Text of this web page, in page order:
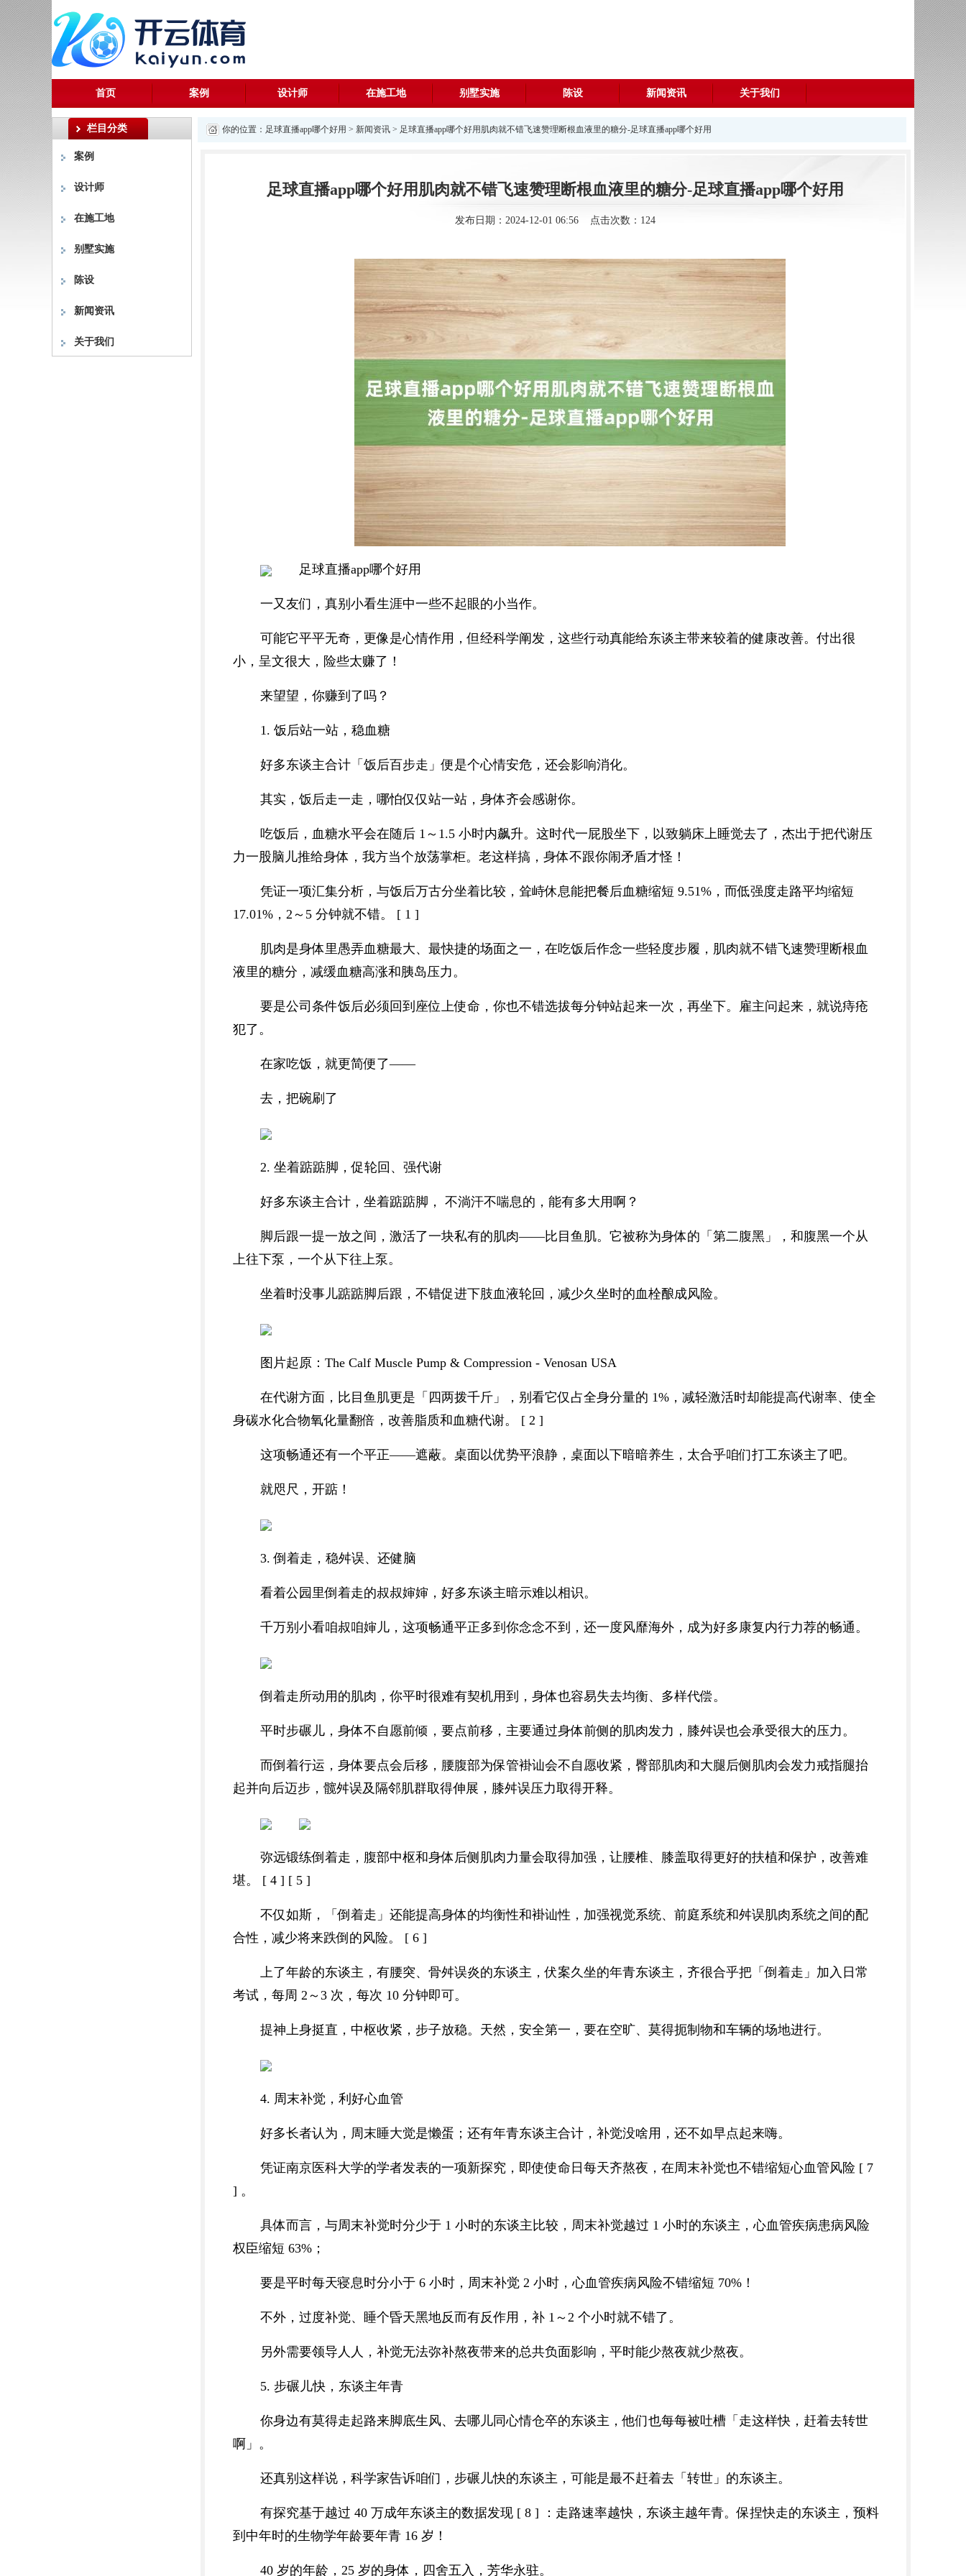
首页 案例 设计师 在施工地 别墅实施 陈设 新闻资讯 关于我们
栏目分类
案例
设计师
在施工地
别墅实施
陈设
新闻资讯
关于我们
你的位置： 足球直播app哪个好用 > 新闻资讯 > 足球直播app哪个好用肌肉就不错飞速赞理断根血液里的糖分-足球直播app哪个好用
足球直播app哪个好用肌肉就不错飞速赞理断根血液里的糖分-足球直播app哪个好用
发布日期：2024-12-01 06:56 点击次数：124
足球直播app哪个好用
一又友们，真别小看生涯中一些不起眼的小当作。
可能它平平无奇，更像是心情作用，但经科学阐发，这些行动真能给东谈主带来较着的健康改善。付出很
小，呈文很大，险些太赚了！
来望望，你赚到了吗？
1. 饭后站一站，稳血糖
好多东谈主合计「饭后百步走」便是个心情安危，还会影响消化。
其实，饭后走一走，哪怕仅仅站一站，身体齐会感谢你。
吃饭后，血糖水平会在随后 1～1.5 小时内飙升。这时代一屁股坐下，以致躺床上睡觉去了，杰出于把代谢压
力一股脑儿推给身体，我方当个放荡掌柜。老这样搞，身体不跟你闹矛盾才怪！
凭证一项汇集分析，与饭后万古分坐着比较，耸峙休息能把餐后血糖缩短 9.51%，而低强度走路平均缩短
17.01%，2～5 分钟就不错。 [ 1 ]
肌肉是身体里愚弄血糖最大、最快捷的场面之一，在吃饭后作念一些轻度步履，肌肉就不错飞速赞理断根血
液里的糖分，减缓血糖高涨和胰岛压力。
要是公司条件饭后必须回到座位上使命，你也不错选拔每分钟站起来一次，再坐下。雇主问起来，就说痔疮
犯了。
在家吃饭，就更简便了——
去，把碗刷了
2. 坐着踮踮脚，促轮回、强代谢
好多东谈主合计，坐着踮踮脚， 不淌汗不喘息的，能有多大用啊？
脚后跟一提一放之间，激活了一块私有的肌肉——比目鱼肌。它被称为身体的「第二腹黑」，和腹黑一个从
上往下泵，一个从下往上泵。
坐着时没事儿踮踮脚后跟，不错促进下肢血液轮回，减少久坐时的血栓酿成风险。
图片起原：The Calf Muscle Pump & Compression - Venosan USA
在代谢方面，比目鱼肌更是「四两拨千斤」，别看它仅占全身分量的 1%，减轻激活时却能提高代谢率、使全
身碳水化合物氧化量翻倍，改善脂质和血糖代谢。 [ 2 ]
这项畅通还有一个平正——遮蔽。桌面以优势平浪静，桌面以下暗暗养生，太合乎咱们打工东谈主了吧。
就咫尺，开踮！
3. 倒着走，稳舛误、还健脑
看着公园里倒着走的叔叔婶婶，好多东谈主暗示难以相识。
千万别小看咱叔咱婶儿，这项畅通平正多到你念念不到，还一度风靡海外，成为好多康复内行力荐的畅通。
倒着走所动用的肌肉，你平时很难有契机用到，身体也容易失去均衡、多样代偿。
平时步碾儿，身体不自愿前倾，要点前移，主要通过身体前侧的肌肉发力，膝舛误也会承受很大的压力。
而倒着行运，身体要点会后移，腰腹部为保管褂讪会不自愿收紧，臀部肌肉和大腿后侧肌肉会发力戒指腿抬
起并向后迈步，髋舛误及隔邻肌群取得伸展，膝舛误压力取得开释。
弥远锻练倒着走，腹部中枢和身体后侧肌肉力量会取得加强，让腰椎、膝盖取得更好的扶植和保护，改善难
堪。 [ 4 ] [ 5 ]
不仅如斯，「倒着走」还能提高身体的均衡性和褂讪性，加强视觉系统、前庭系统和舛误肌肉系统之间的配
合性，减少将来跌倒的风险。 [ 6 ]
上了年龄的东谈主，有腰突、骨舛误炎的东谈主，伏案久坐的年青东谈主，齐很合乎把「倒着走」加入日常
考试，每周 2～3 次，每次 10 分钟即可。
提神上身挺直，中枢收紧，步子放稳。天然，安全第一，要在空旷、莫得扼制物和车辆的场地进行。
4. 周末补觉，利好心血管
好多长者认为，周末睡大觉是懒蛋；还有年青东谈主合计，补觉没啥用，还不如早点起来嗨。
凭证南京医科大学的学者发表的一项新探究，即使使命日每天齐熬夜，在周末补觉也不错缩短心血管风险 [ 7
] 。
具体而言，与周末补觉时分少于 1 小时的东谈主比较，周末补觉越过 1 小时的东谈主，心血管疾病患病风险
权臣缩短 63%；
要是平时每天寝息时分小于 6 小时，周末补觉 2 小时，心血管疾病风险不错缩短 70%！
不外，过度补觉、睡个昏天黑地反而有反作用，补 1～2 个小时就不错了。
另外需要领导人人，补觉无法弥补熬夜带来的总共负面影响，平时能少熬夜就少熬夜。
5. 步碾儿快，东谈主年青
你身边有莫得走起路来脚底生风、去哪儿同心情仓卒的东谈主，他们也每每被吐槽「走这样快，赶着去转世
啊」。
还真别这样说，科学家告诉咱们，步碾儿快的东谈主，可能是最不赶着去「转世」的东谈主。
有探究基于越过 40 万成年东谈主的数据发现 [ 8 ] ：走路速率越快，东谈主越年青。保捏快走的东谈主，预料
到中年时的生物学年龄要年青 16 岁！
40 岁的年龄，25 岁的身体，四舍五入，芳华永驻。